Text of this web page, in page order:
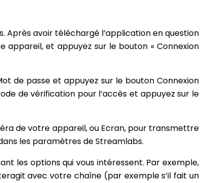
Après avoir téléchargé l’application en question
appareil, et appuyez sur le bouton « Connexion
de passe et appuyez sur le bouton Connexion
de vérification pour l’accès et appuyez sur le
de votre appareil, ou Ecran, pour transmettre
les paramètres de Streamlabs.
les options qui vous intéressent. Par exemple,
avec votre chaîne (par exemple s’il fait un